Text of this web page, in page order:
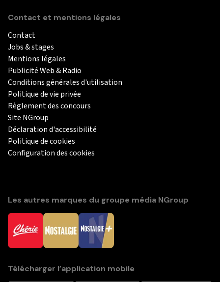
Contact et mentions légales
Contact
Jobs & stages
Mentions légales
Publicité Web & Radio
Conditions générales d'utilisation
Politique de vie privée
Règlement des concours
Site NGroup
Déclaration d'accessibilité
Politique de cookies
Configuration des cookies
Les autres marques du groupe média NGroup
Télécharger l’application mobile